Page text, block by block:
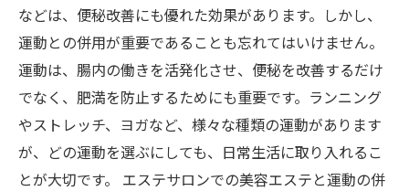
などは、便秘改善にも優れた効果があります。しかし、
運動との併用が重要であることも忘れてはいけません。
運動は、腸内の働きを活発化させ、便秘を改善するだけ
でなく、肥満を防止するためにも重要です。ランニング
やストレッチ、ヨガなど、様々な種類の運動があります
が、どの運動を選ぶにしても、日常生活に取り入れるこ
とが大切です。 エステサロンでの美容エステと運動の併